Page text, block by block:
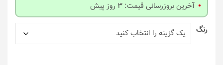
آخرین بروزرسانی قیمت: 3 روز پیش
رنگ